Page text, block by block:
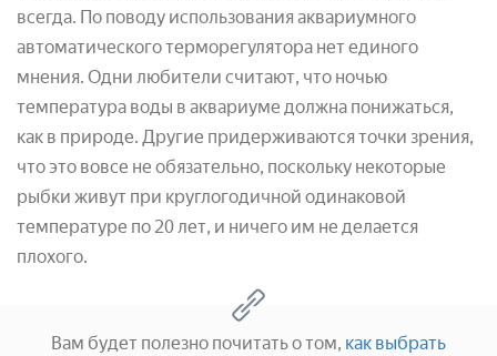
всегда. По поводу использования аквариумного
автоматического терморегулятора нет единого
мнения. Одни любители считают, что ночью
температура воды в аквариуме должна понижаться,
как в природе. Другие придерживаются точки зрения,
что это вовсе не обязательно, поскольку некоторые
рыбки живут при круглогодичной одинаковой
температуре по 20 лет, и ничего им не делается
плохого.
Вам будет полезно почитать о том, как выбрать